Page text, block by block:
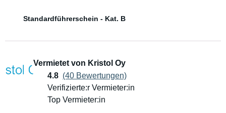
Standardführerschein - Kat. B
Vermietet von Kristol Oy
4.8 (40 Bewertungen)
Verifizierte:r Vermieter:in
Top Vermieter:in